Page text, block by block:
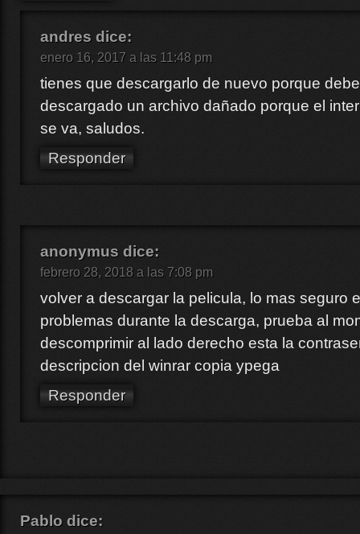
andres dice:
enero 16, 2017 a las 11:48 pm
tienes que descargarlo de nuevo porque
descargado un archivo dañado porque el
se va, saludos.
Responder
anonymus dice:
febrero 28, 2018 a las 7:08 pm
volver a descargar la pelicula, lo mas seguro
problemas durante la descarga, prueba al
descomprimir al lado derecho esta la
descripcion del winrar copia ypega
Responder
Pablo dice: